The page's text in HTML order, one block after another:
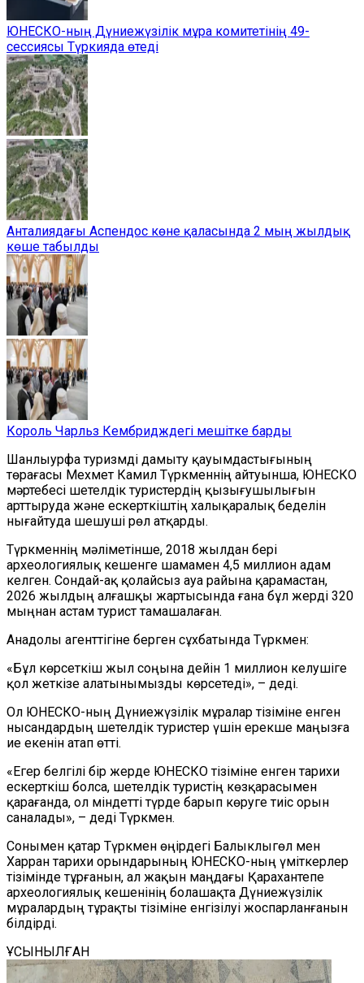
ЮНЕСКО-ның Дүниежүзілік мұра комитетінің 49-
сессиясы Түркияда өтеді
Анталиядағы Аспендос көне қаласында 2 мың жылдық
көше табылды
Король Чарльз Кембридждегі мешітке барды
Шанлыурфа туризмді дамыту қауымдастығының
төрағасы Мехмет Камил Түркменнің айтуынша, ЮНЕСКО
мәртебесі шетелдік туристердің қызығушылығын
арттыруда және ескерткіштің халықаралық беделін
нығайтуда шешуші рөл атқарды.
Түркменнің мәліметінше, 2018 жылдан бері
археологиялық кешенге шамамен 4,5 миллион адам
келген. Сондай-ақ қолайсыз ауа райына қарамастан,
2026 жылдың алғашқы жартысында ғана бұл жерді 320
мыңнан астам туристтамашалаған.
Анадолы агенттігіне берген сұхбатында Түркмен:
«Бұл көрсеткіш жыл соңына дейін 1 миллион келушіге
қол жеткізе алатынымызды көрсетеді», – деді.
Ол ЮНЕСКО-ның Дүниежүзілік мұралар тізіміне енген
нысандардың шетелдік туристер үшін ерекше маңызға
ие екенін атап өтті.
«Егер белгілі бір жерде ЮНЕСКО тізіміне енген тарихи
ескерткіш болса, шетелдік туристің көзқарасымен
қарағанда, ол міндетті түрде барып көруге тиіс орын
саналады», – деді Түркмен.
Сонымен қатар Түркмен өңірдегі Балыклыгөл мен
Харран тарихи орындарының ЮНЕСКО-ның үміткерлер
тізімінде тұрғанын, ал жақын маңдағы Қарахантепе
археологиялық кешенінің болашақта Дүниежүзілік
мұралардың тұрақты тізіміне енгізілуі жоспарланғанын
білдірді.
ҰСЫНЫЛҒАН